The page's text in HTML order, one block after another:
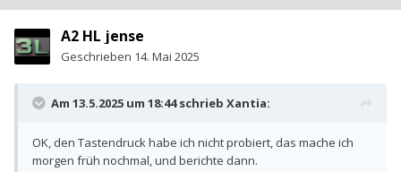
A2 HL jense
Geschrieben 14. Mai 2025
Am 13.5.2025 um 18:44 schrieb Xantia:
OK, den Tastendruck habe ich nicht probiert, das mache ich
morgen früh nochmal, und berichte dann.